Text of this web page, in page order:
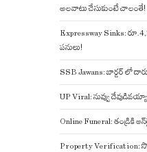
అలవాటు చేసుకుంటే చాలంతే!
Expressway Sinks:
పనులు!
SSB Jawans: బార్డర్ లో
UP Viral: నువ్వు
Online Funeral: తండ్రికి
Property Verification: